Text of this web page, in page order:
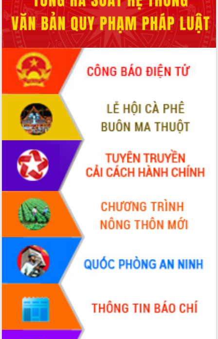
Hòn Yến phát triển du lịch gắn với bảo
tồn biển
Lấy ý kiến điều chỉnh Quy hoạch tỉnh
Đắk Lắk thời kỳ 2021-2030, tầm nhìn
đến năm 2050
Phát động chiến dịch 30 ngày đêm
giải phóng mặt bằng Tuyến đường bộ
ven biển
Đắk Lắk nỗ lực thúc đẩy tăng trưởng
kinh tế từ 10% trở lên trong Quý
II/2026
Đắk Lắk ký kết thỏa thuận hợp tác về
chuyển đổi số giai đoạn 2026 – 2030
với Tập đoàn Bưu chính Viễn thông
Việt Nam
Thứ trưởng Bộ Y tế làm việc với tỉnh
Đắk Lắk về phát triển nhân lực y tế
cho trạm y tế cấp xã
Du lịch Đắk Lắk nâng tầm trải nghiệm
du khách thông qua Hệ thống cơ sở dữ
liệu và Bản đồ số
Tập huấn ứng dụng trí tuệ nhân tạo (AI)
trong thương mại điện tử năm 2026
Đoàn đại biểu Quốc hội tỉnh Đắk Lắk
trao đổi thông tin trước Kỳ họp thứ
nhất, Quốc hội khóa XVI
Quyết liệt cải cách hành chính, khơi
thông nguồn lực phát triển
Nâng cao hiệu lực, hiệu quả HĐND
tỉnh thông qua hiện đại hóa hành chính
Xã Ea Phê gắn cải cách hành chính với
chuyển đổi số